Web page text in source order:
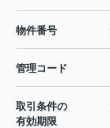
物件番号
管理コード
取引条件の
有効期限